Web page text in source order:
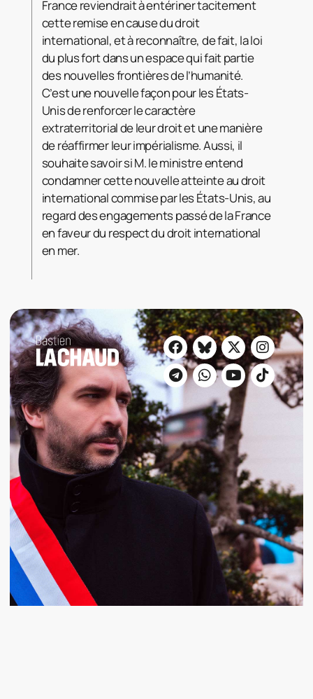
France reviendrait à entériner tacitement
cette remise en cause du droit
international, et à reconnaître, de fait, la loi
du plus fort dans un espace qui fait partie
des nouvelles frontières de l’humanité.
C’est une nouvelle façon pour les États-
Unis de renforcer le caractère
extraterritorial de leur droit et une manière
de réaffirmer leur impérialisme. Aussi, il
souhaite savoir si M. le ministre entend
condamner cette nouvelle atteinte au droit
international commise par les États-Unis, au
regard des engagements passé de la France
en faveur du respect du droit international
en mer.